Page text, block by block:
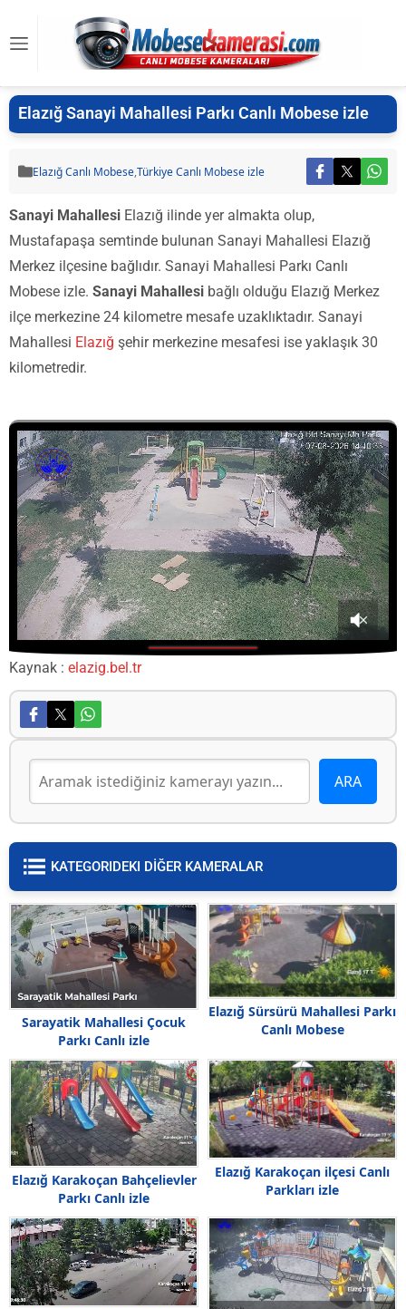
Elazığ Sanayi Mahallesi Parkı Canlı Mobese izle
Elazığ Canlı Mobese,Türkiye Canlı Mobese izle
Sanayi Mahallesi Elazığ ilinde yer almakta olup,
Mustafapaşa semtinde bulunan Sanayi Mahallesi Elazığ
Merkez ilçesine bağlıdır. Sanayi Mahallesi Parkı Canlı
Mobese izle. Sanayi Mahallesi bağlı olduğu Elazığ Merkez
ilçe merkezine 24 kilometre mesafe uzaklıktadır. Sanayi
Mahallesi Elazığ şehir merkezine mesafesi ise yaklaşık 30
kilometredir.
of
00:00
Kaynak : elazig.bel.tr
KATEGORIDEKI DİĞER KAMERALAR
Sarayatik Mahallesi Çocuk
Parkı Canlı izle
Elazığ Sürsürü Mahallesi Parkı
Canlı Mobese
Elazığ Karakoçan Bahçelievler
Parkı Canlı izle
Elazığ Karakoçan ilçesi Canlı
Parkları izle